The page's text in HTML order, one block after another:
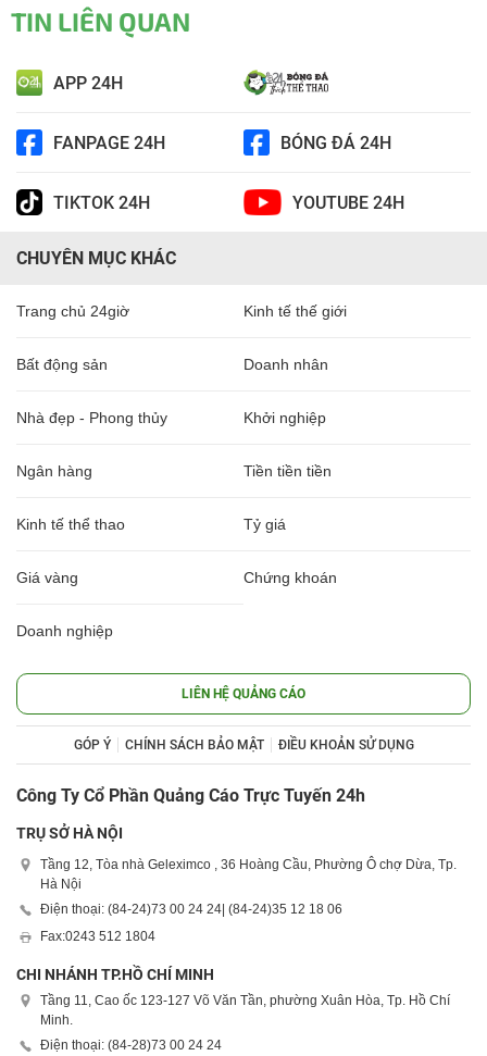
TIN LIÊN QUAN
APP 24H
FANPAGE 24H BÓNG ĐÁ 24H
TIKTOK 24H YOUTUBE 24H
CHUYÊN MỤC KHÁC
Trang chủ 24giờ Kinh tế thế giới
Bất động sản Doanh nhân
Nhà đẹp - Phong thủy Khởi nghiệp
Ngân hàng Tiền tiền tiền
Kinh tế thể thao Tỷ giá
Giá vàng Chứng khoán
Doanh nghiệp
LIÊN HỆ QUẢNG CÁO
GÓP Ý CHÍNH SÁCH BẢO MẬT ĐIỀU KHOẢN SỬ DỤNG
Công Ty Cổ Phần Quảng Cáo Trực Tuyến 24h
TRỤ SỞ HÀ NỘI
Tầng 12, Tòa nhà Geleximco , 36 Hoàng Cầu, Phường Ô chợ Dừa, Tp.
Hà Nội
Điện thoại: (84-24)73 00 24 24 | (84-24)35 12 18 06
Fax:0243 512 1804
CHI NHÁNH TP.HỒ CHÍ MINH
Tầng 11, Cao ốc 123-127 Võ Văn Tần, phường Xuân Hòa, Tp. Hồ Chí
Minh.
Điện thoại: (84-28)73 00 24 24